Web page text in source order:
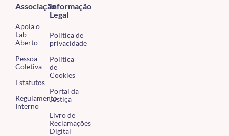
Associação
Apoia o
Lab
Aberto
Pessoa
Coletiva
Estatutos
Regulamento
Interno
Informação
Legal
Política de
privacidade
Política
de
Cookies
Portal da
Justiça
Livro de
Reclamações
Digital